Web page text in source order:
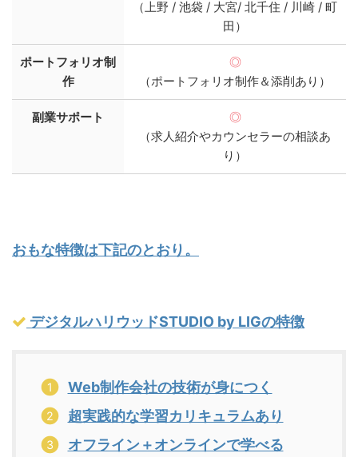
（上野 / 池袋 / 大宮/ 北千住 / 川崎 / 町
田）
ポートフォリオ制
作
◎
（ポートフォリオ制作＆添削あり）
副業サポート
◎
（求人紹介やカウンセラーの相談あ
り）
おもな特徴は下記のとおり。
デジタルハリウッドSTUDIO by LIGの特徴
Web制作会社の技術が身につく
超実践的な学習カリキュラムあり
オフライン＋オンラインで学べる